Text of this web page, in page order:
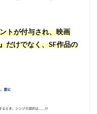
トが付与され、映画
だけでなく、SF作品の